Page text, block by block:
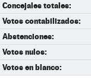
Concejales totales:
Votos contabilizados:
Abstenciones:
Votos nulos:
Votos en blanco: